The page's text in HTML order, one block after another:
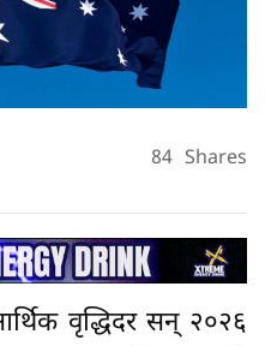
84 Shares
वृद्धिदर सन् २०२६